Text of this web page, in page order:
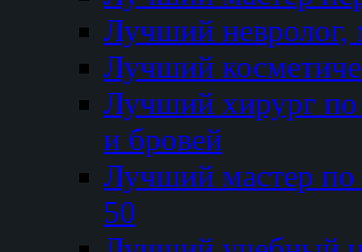
Лучший невролог,
Лучший
Лучший хирург по
и бровей
Лучший мастер
50